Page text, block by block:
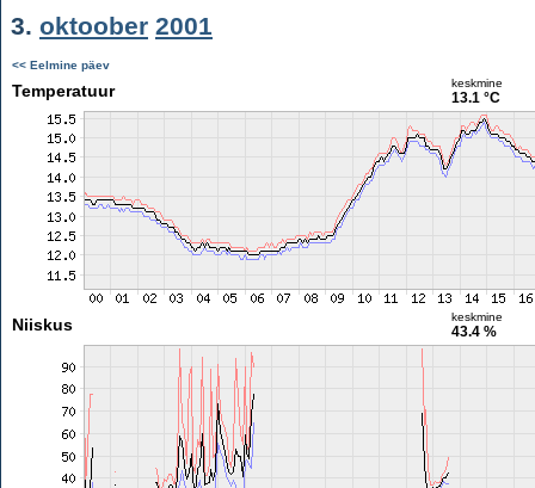
3. oktoober 2001
<< Eelmine päev
Temperatuur keskmine
13.1 °C
Niiskus keskmine
43.4 %